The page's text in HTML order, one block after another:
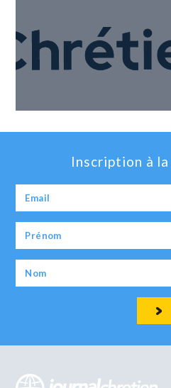
Inscription à